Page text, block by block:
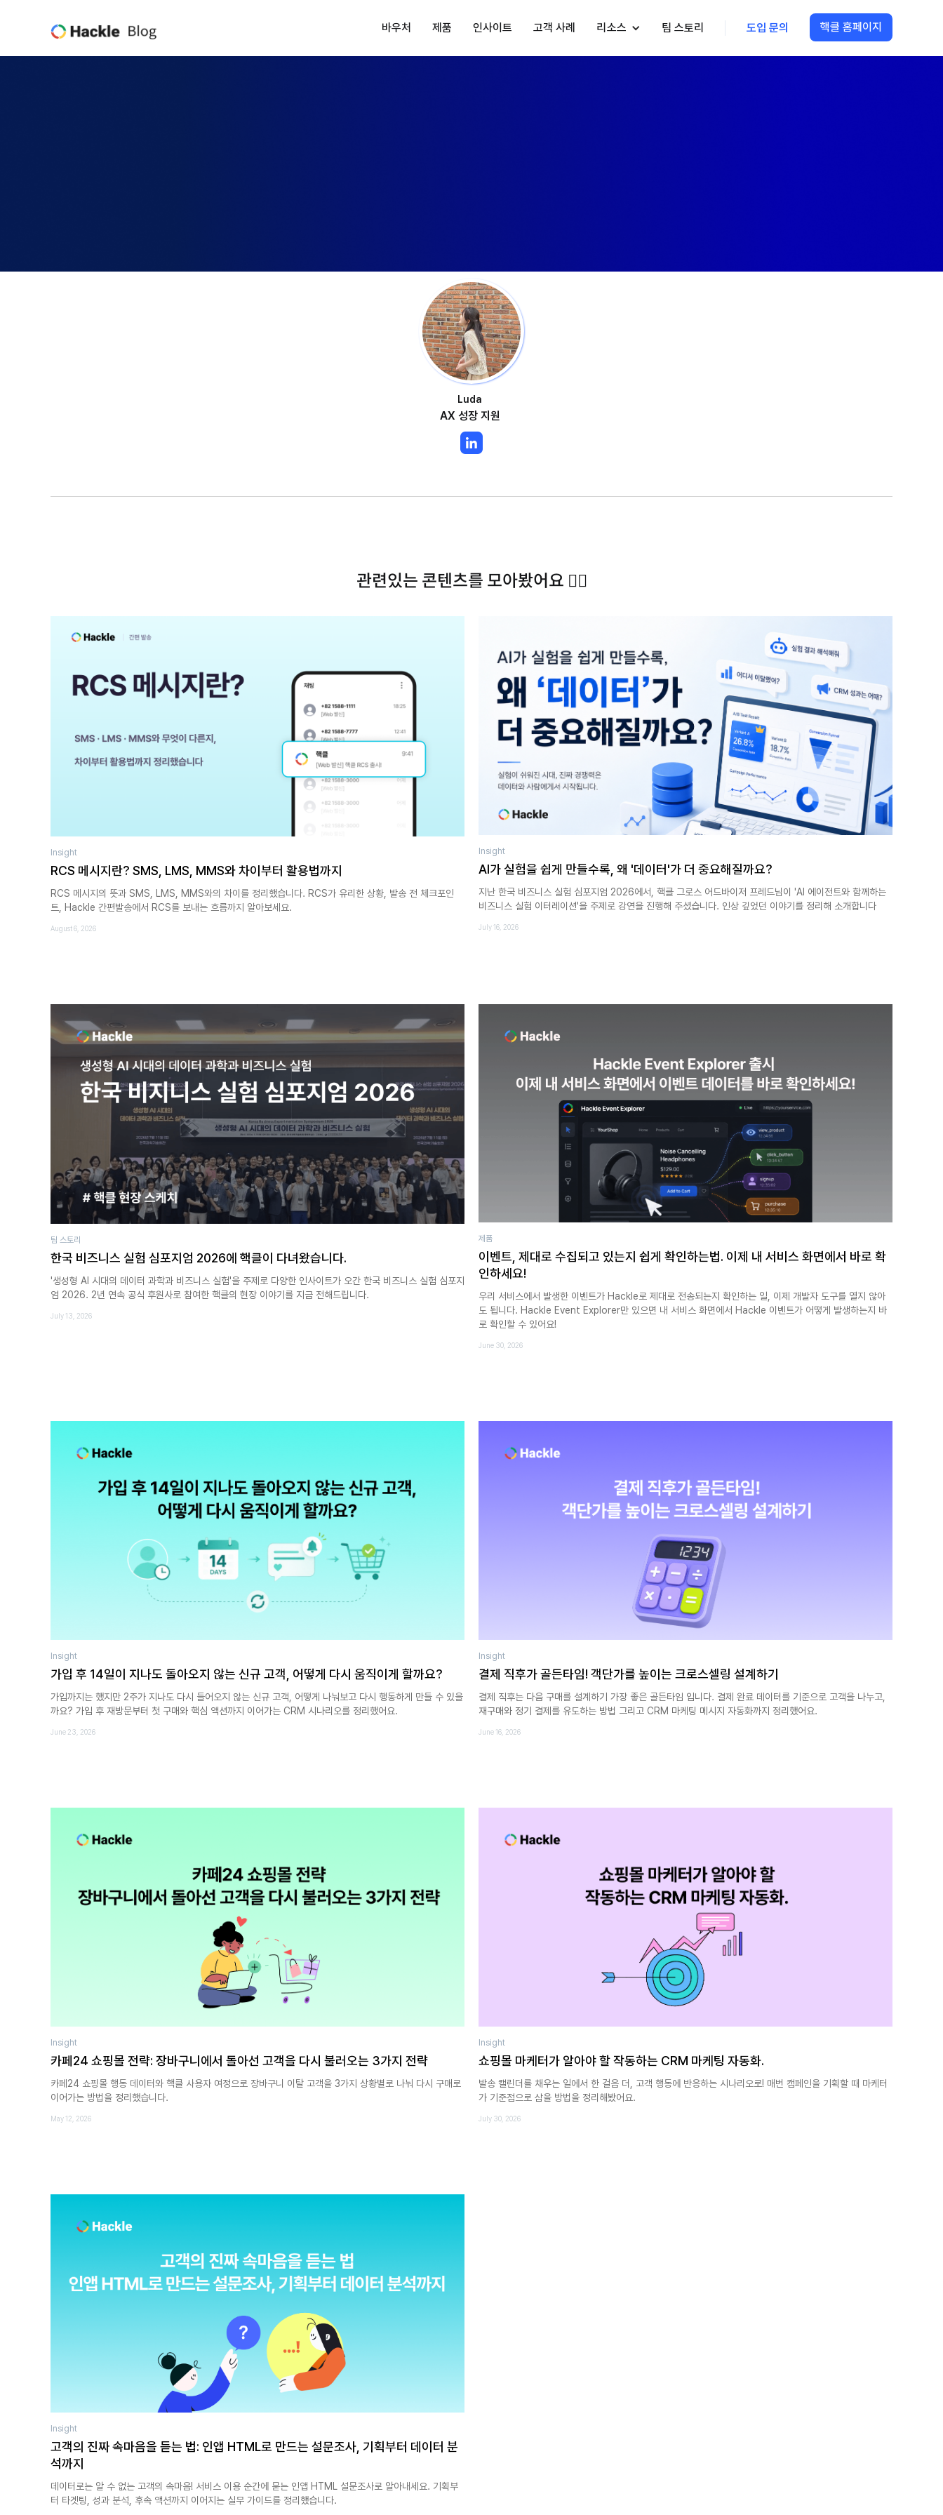
바우처 제품 인사이트 고객 사례 리소스 팀 스토리 도입 문의 핵클 홈페이지
Luda
AX 성장 지원
관련있는 콘텐츠를 모아봤어요 ✍🏻
Insight
RCS 메시지란? SMS, LMS, MMS와 차이부터 활용법까지
RCS 메시지의 뜻과 SMS, LMS, MMS와의 차이를 정리했습니다. RCS가 유리한 상황, 발송 전 체크포인
트, Hackle 간편발송에서 RCS를 보내는 흐름까지 알아보세요.
August 6, 2026
Insight
AI가 실험을 쉽게 만들수록, 왜 '데이터'가 더 중요해질까요?
지난 한국 비즈니스 실험 심포지엄 2026에서, 핵클 그로스 어드바이저 프레드님이 'AI 에이전트와 함께하는
비즈니스 실험 이터레이션'을 주제로 강연을 진행해 주셨습니다. 인상 깊었던 이야기를 정리해 소개합니다
July 16, 2026
팀 스토리
한국 비즈니스 실험 심포지엄 2026에 핵클이 다녀왔습니다.
'생성형 AI 시대의 데이터 과학과 비즈니스 실험'을 주제로 다양한 인사이트가 오간 한국 비즈니스 실험 심포지
엄 2026. 2년 연속 공식 후원사로 참여한 핵클의 현장 이야기를 지금 전해드립니다.
July 13, 2026
제품
이벤트, 제대로 수집되고 있는지 쉽게 확인하는법. 이제 내 서비스 화면에서 바로 확
인하세요!
우리 서비스에서 발생한 이벤트가 Hackle로 제대로 전송되는지 확인하는 일, 이제 개발자 도구를 열지 않아
도 됩니다. Hackle Event Explorer만 있으면 내 서비스 화면에서 Hackle 이벤트가 어떻게 발생하는지 바
로 확인할 수 있어요!
June 30, 2026
Insight
가입 후 14일이 지나도 돌아오지 않는 신규 고객, 어떻게 다시 움직이게 할까요?
가입까지는 했지만 2주가 지나도 다시 들어오지 않는 신규 고객, 어떻게 나눠보고 다시 행동하게 만들 수 있을
까요? 가입 후 재방문부터 첫 구매와 핵심 액션까지 이어가는 CRM 시나리오를 정리했어요.
June 23, 2026
Insight
결제 직후가 골든타임! 객단가를 높이는 크로스셀링 설계하기
결제 직후는 다음 구매를 설계하기 가장 좋은 골든타임 입니다. 결제 완료 데이터를 기준으로 고객을 나누고,
재구매와 정기 결제를 유도하는 방법 그리고 CRM 마케팅 메시지 자동화까지 정리했어요.
June 16, 2026
Insight
카페24 쇼핑몰 전략: 장바구니에서 돌아선 고객을 다시 불러오는 3가지 전략
카페24 쇼핑몰 행동 데이터와 핵클 사용자 여정으로 장바구니 이탈 고객을 3가지 상황별로 나눠 다시 구매로
이어가는 방법을 정리했습니다.
May 12, 2026
Insight
쇼핑몰 마케터가 알아야 할 작동하는 CRM 마케팅 자동화.
발송 캘린더를 채우는 일에서 한 걸음 더, 고객 행동에 반응하는 시나리오로! 매번 캠페인을 기획할 때 마케터
가 기준점으로 삼을 방법을 정리해봤어요.
July 30, 2026
Insight
고객의 진짜 속마음을 듣는 법: 인앱 HTML로 만드는 설문조사, 기획부터 데이터 분
석까지
데이터로는 알 수 없는 고객의 속마음! 서비스 이용 순간에 묻는 인앱 HTML 설문조사로 알아내세요. 기획부
터 타겟팅, 성과 분석, 후속 액션까지 이어지는 실무 가이드를 정리했습니다.